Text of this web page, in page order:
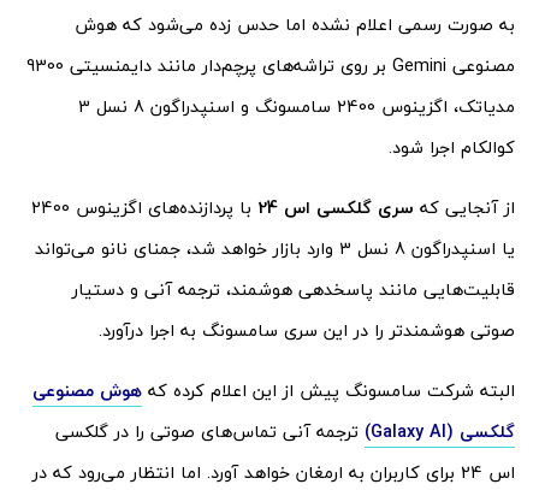
به صورت رسمی اعلام نشده اما حدس زده می‌شود که هوش
مصنوعی Gemini بر روی تراشه‌‌های پرچم‌دار مانند دایمنسیتی 9300
مدیاتک، اگزینوس 2400 سامسونگ و اسنپدراگون 8 نسل 3
کوالکام اجرا شود.
از آنجایی که سری گلکسی اس 24
با پردازنده‌های اگزینوس 2400
یا اسنپدراگون 8 نسل 3 وارد بازار خواهد شد، جمنای نانو می‌تواند
قابلیت‌هایی مانند پاسخدهی هوشمند، ترجمه آنی و دستیار
صوتی هوشمندتر را در این سری سامسونگ به اجرا درآورد.
البته شرکت سامسونگ پیش از این اعلام کرده که هوش مصنوعی
گلکسی (Galaxy AI)
ترجمه آنی تماس‌های صوتی را در گلکسی
اس 24 برای کاربران به ارمغان خواهد آورد. اما انتظار می‌رود که در